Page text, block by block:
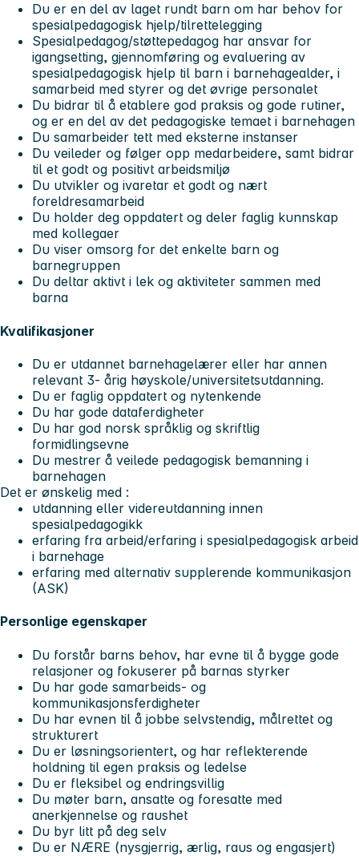
Du er en del av laget rundt barn om har behov for
spesialpedagogisk hjelp/tilrettelegging
Spesialpedagog/støttepedagog har ansvar for
igangsetting, gjennomføring og evaluering av
spesialpedagogisk hjelp til barn i barnehagealder, i
samarbeid med styrer og det øvrige personalet
Du bidrar til å etablere god praksis og gode rutiner,
og er en del av det pedagogiske temaet i barnehagen
Du samarbeider tett med eksterne instanser
Du veileder og følger opp medarbeidere, samt bidrar
til et godt og positivt arbeidsmiljø
Du utvikler og ivaretar et godt og nært
foreldresamarbeid
Du holder deg oppdatert og deler faglig kunnskap
med kollegaer
Du viser omsorg for det enkelte barn og
barnegruppen
Du deltar aktivt i lek og aktiviteter sammen med
barna
Kvalifikasjoner
Du er utdannet barnehagelærer eller har annen
relevant 3- årig høyskole/universitetsutdanning.
Du er faglig oppdatert og nytenkende
Du har gode dataferdigheter
Du har god norsk språklig og skriftlig
formidlingsevne
Du mestrer å veilede pedagogisk bemanning i
barnehagen
Det er ønskelig med :
utdanning eller videreutdanning innen
spesialpedagogikk
erfaring fra arbeid/erfaring i spesialpedagogisk arbeid
i barnehage
erfaring med alternativ supplerende kommunikasjon
(ASK)
Personlige egenskaper
Du forstår barns behov, har evne til å bygge gode
relasjoner og fokuserer på barnas styrker
Du har gode samarbeids- og
kommunikasjonsferdigheter
Du har evnen til å jobbe selvstendig, målrettet og
strukturert
Du er løsningsorientert, og har reflekterende
holdning til egen praksis og ledelse
Du er fleksibel og endringsvillig
Du møter barn, ansatte og foresatte med
anerkjennelse og raushet
Du byr litt på deg selv
Du er NÆRE (nysgjerrig, ærlig, raus og engasjert)